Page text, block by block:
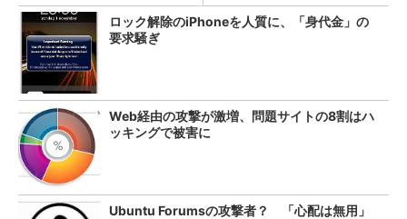
ロック解除のiPhoneを人質に、「身代金」の
要求騒ぎ
Web経由の攻撃が激増、問題サイトの8割はハ
ッキングで被害に
Ubuntu Forumsの攻撃者？ 「心配は無用」